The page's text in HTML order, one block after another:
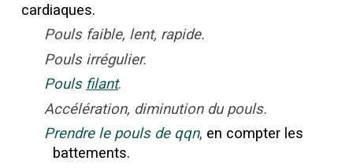
cardiaques.
Pouls faible, lent, rapide.
Pouls irrégulier.
Pouls filant.
Accélération, diminution du pouls.
Prendre le pouls de qqn, en compter les
battements.